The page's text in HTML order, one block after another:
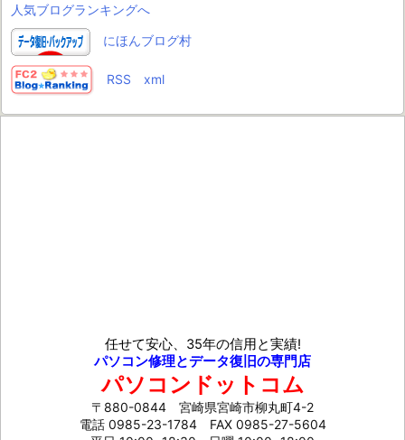
人気ブログランキングへ
にほんブログ村
RSS xml
任せて安心、35年の信用と実績!
パソコン修理とデータ復旧の専門店
パソコンドットコム
〒880-0844 宮崎県宮崎市柳丸町4-2
電話 0985-23-1784FAX 0985-27-5604